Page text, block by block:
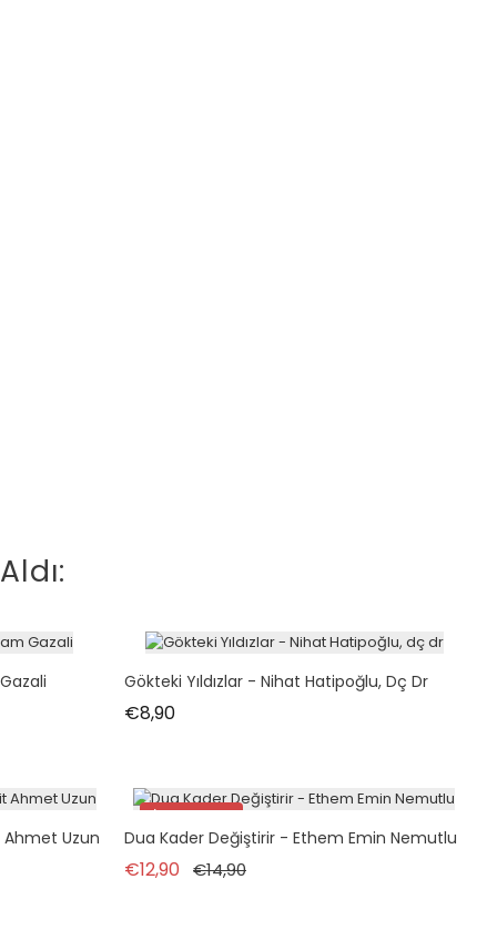
Gökteki Yıldızlar - Nihat Hatipoğlu, Dç Dr
€8,90Fiyat
Uzun
İndirimde!
Dua Kader Değiştirir - Ethem Emin Nemutlu
€12,90 Normal fiyat
€14,90Fiyat